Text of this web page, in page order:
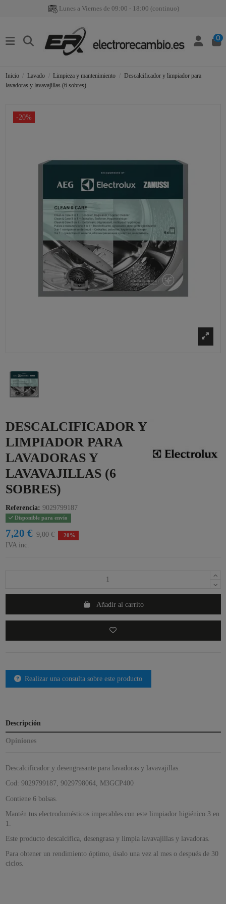
Lunes a Viernes de 09:00 - 18:00 (continuo)
0
Inicio Lavado Limpieza y mantenimiento
Descalcificador y limpiador para
lavadoras y lavavajillas (6 sobres)
-20%
DESCALCIFICADOR Y
LIMPIADOR PARA
LAVADORAS Y
LAVAVAJILLAS (6
SOBRES)
Referencia: 9029799187
Disponible para envío
7,20 € 9,00 € -20%
IVA inc.
Añadir al carrito
Realizar una consulta sobre este producto
Descripción
Opiniones
Descalcificador y desengrasante para lavadoras y lavavajillas.
Cod: 9029799187, 9029798064, M3GCP400
Contiene 6 bolsas.
Mantén tus electrodomésticos impecables con este limpiador higiénico 3 en
1.
Este producto descalcifica, desengrasa y limpia lavavajillas y lavadoras.
Para obtener un rendimiento óptimo, úsalo una vez al mes o después de 30
ciclos.